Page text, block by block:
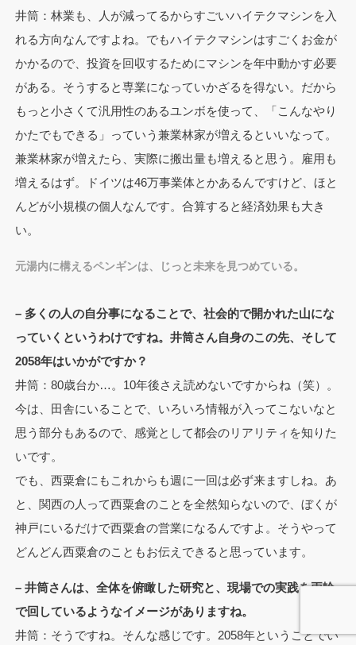
井筒：林業も、人が減ってるからすごいハイテクマシンを入
れる方向なんですよね。でもハイテクマシンはすごくお金が
かかるので、投資を回収するためにマシンを年中動かす必要
がある。そうすると専業になっていかざるを得ない。だから
もっと小さくて汎用性のあるユンボを使って、「こんなやり
かたでもできる」っていう兼業林家が増えるといいなって。
兼業林家が増えたら、実際に搬出量も増えると思う。雇用も
増えるはず。ドイツは46万事業体とかあるんですけど、ほと
んどが小規模の個人なんです。合算すると経済効果も大き
い。
元湯内に構えるペンギンは、じっと未来を見つめている。
– 多くの人の自分事になることで、社会的で開かれた山にな
っていくというわけですね。井筒さん自身のこの先、そして
2058年はいかがですか？
井筒：80歳台か…。10年後さえ読めないですからね（笑）。
今は、田舎にいることで、いろいろ情報が入ってこないなと
思う部分もあるので、感覚として都会のリアリティを知りた
いです。
でも、西粟倉にもこれからも週に一回は必ず来ますしね。あ
と、関西の人って西粟倉のことを全然知らないので、ぼくが
神戸にいるだけで西粟倉の営業になるんですよ。そうやって
どんどん西粟倉のこともお伝えできると思っています。
– 井筒さんは、全体を俯瞰した研究と、現場での実践を両輪
で回しているようなイメージがありますね。
井筒：そうですね。そんな感じです。2058年ということでい